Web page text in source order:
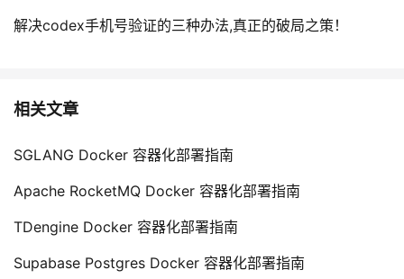
解决codex手机号验证的三种办法,真正的破局之策！
相关文章
SGLANG Docker 容器化部署指南
Apache RocketMQ Docker 容器化部署指南
TDengine Docker 容器化部署指南
Supabase Postgres Docker 容器化部署指南